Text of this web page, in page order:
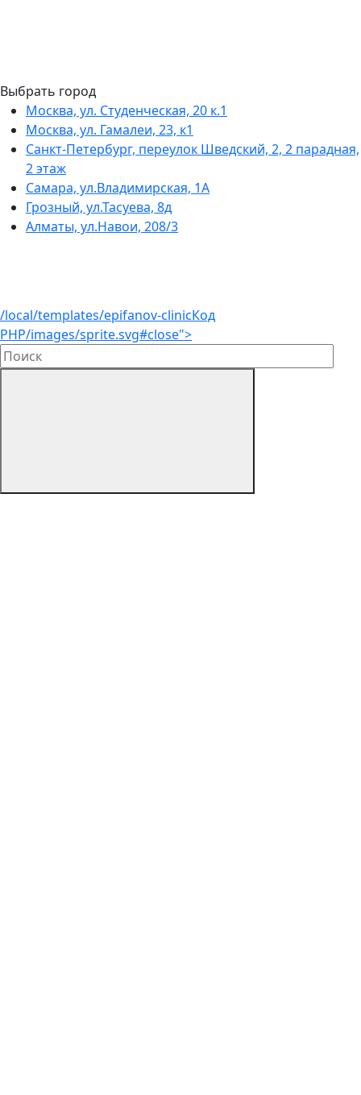
Выбрать город
Москва, ул. Студенческая, 20 к.1
Москва, ул. Гамалеи, 23, к1
Санкт-Петербург, переулок Шведский, 2, 2 парадная,
2 этаж
Самара, ул.Владимирская, 1А
Грозный, ул.Тасуева, 8д
Алматы, ул.Навои, 208/3
/local/templates/epifanov-clinicКод
PHP/images/sprite.svg#close">